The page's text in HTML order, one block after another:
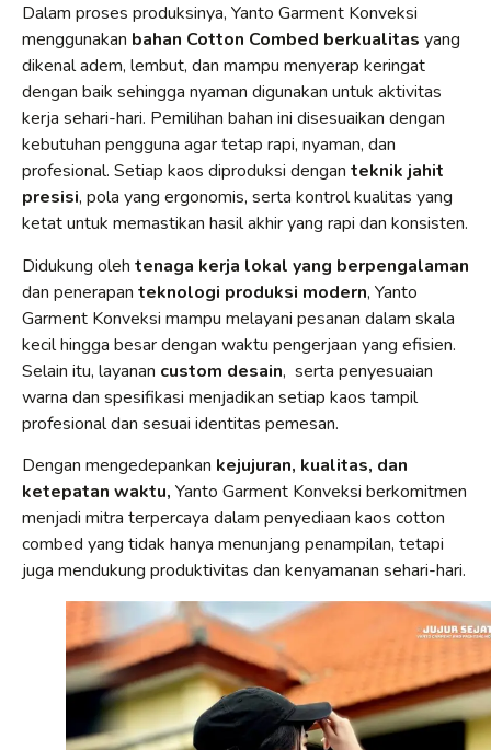
Dalam proses produksinya, Yanto Garment Konveksi
menggunakan bahan Cotton Combed berkualitas yang
dikenal adem, lembut, dan mampu menyerap keringat
dengan baik sehingga nyaman digunakan untuk aktivitas
kerja sehari-hari. Pemilihan bahan ini disesuaikan dengan
kebutuhan pengguna agar tetap rapi, nyaman, dan
profesional. Setiap kaos diproduksi dengan teknik jahit
presisi, pola yang ergonomis, serta kontrol kualitas yang
ketat untuk memastikan hasil akhir yang rapi dan konsisten.
Didukung oleh tenaga kerja lokal yang berpengalaman
dan penerapan teknologi produksi modern, Yanto
Garment Konveksi mampu melayani pesanan dalam skala
kecil hingga besar dengan waktu pengerjaan yang efisien.
Selain itu, layanan custom desain, serta penyesuaian
warna dan spesifikasi menjadikan setiap kaos tampil
profesional dan sesuai identitas pemesan.
Dengan mengedepankan kejujuran, kualitas, dan
ketepatan waktu, Yanto Garment Konveksi berkomitmen
menjadi mitra terpercaya dalam penyediaan kaos cotton
combed yang tidak hanya menunjang penampilan, tetapi
juga mendukung produktivitas dan kenyamanan sehari-hari.